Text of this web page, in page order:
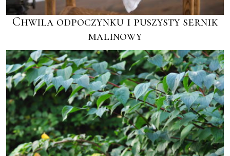
Chwila odpoczynku i puszysty sernik
malinowy